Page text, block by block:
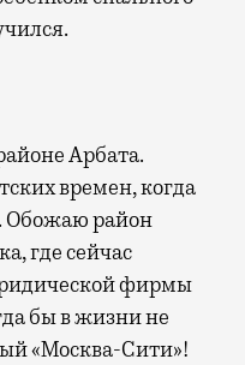
Арбата.
времен, когда
Обожаю район
где сейчас
фирмы
бы в жизни не
«Москва-Сити»!